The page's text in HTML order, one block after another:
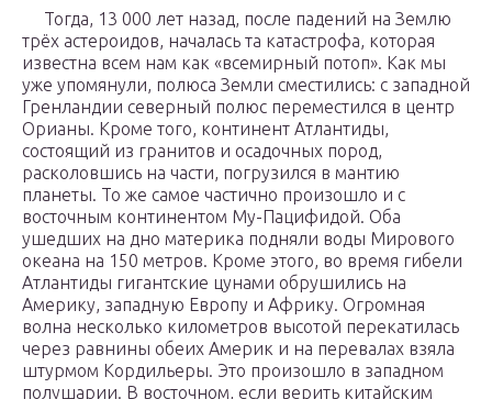
Тогда, 13 000 лет назад, после падений на Землю
трёх астероидов, началась та катастрофа, которая
известна всем нам как «всемирный потоп». Как мы
уже упомянули, полюса Земли сместились: с западной
Гренландии северный полюс переместился в центр
Орианы. Кроме того, континент Атлантиды,
состоящий из гранитов и осадочных пород,
расколовшись на части, погрузился в мантию
планеты. То же самое частично произошло и с
восточным континентом Му-Пацифидой. Оба
ушедших на дно материка подняли воды Мирового
океана на 150 метров. Кроме этого, во время гибели
Атлантиды гигантские цунами обрушились на
Америку, западную Европу и Африку. Огромная
волна несколько километров высотой перекатилась
через равнины обеих Америк и на перевалах взяла
штурмом Кордильеры. Это произошло в западном
полушарии. В восточном, если верить китайским